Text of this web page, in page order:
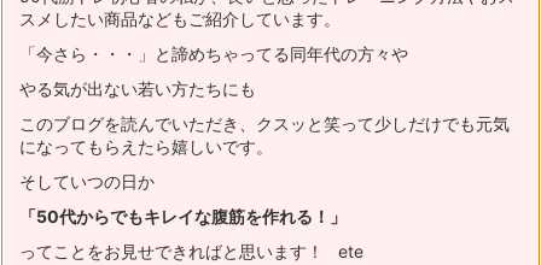
スメ したい商品などもご紹介しています。
「今さら・・・」と諦めちゃってる同年代の方々や
やる気が出ない若い方たちにも
このブログを読んでいただき、 クスッと笑って少しだけでも元気
になってもらえたら嬉しいです。
そしていつの日か
「50代からでもキレイな腹筋を作れる！」
ってことをお見せできればと思います！ ete